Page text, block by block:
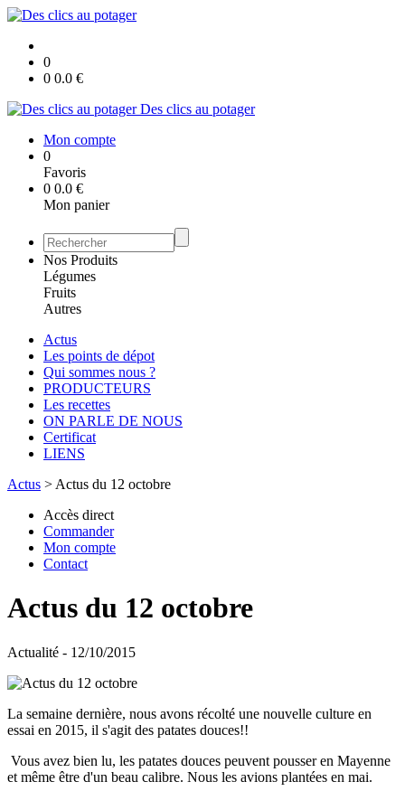
0
0 0.0 €
Des clics au potager
Mon compte
0
Favoris
0 0.0 €
Mon panier
Nos Produits
Légumes
Fruits
Autres
Actus
Les points de dépot
Qui sommes nous ?
PRODUCTEURS
Les recettes
ON PARLE DE NOUS
Certificat
LIENS
Actus > Actus du 12 octobre
Accès direct
Commander
Mon compte
Contact
Actus du 12 octobre
Actualité - 12/10/2015
La semaine dernière, nous avons récolté une nouvelle culture en
essai en 2015, il s'agit des patates douces!!
Vous avez bien lu, les patates douces peuvent pousser en Mayenne
et même être d'un beau calibre. Nous les avions plantées en mai.